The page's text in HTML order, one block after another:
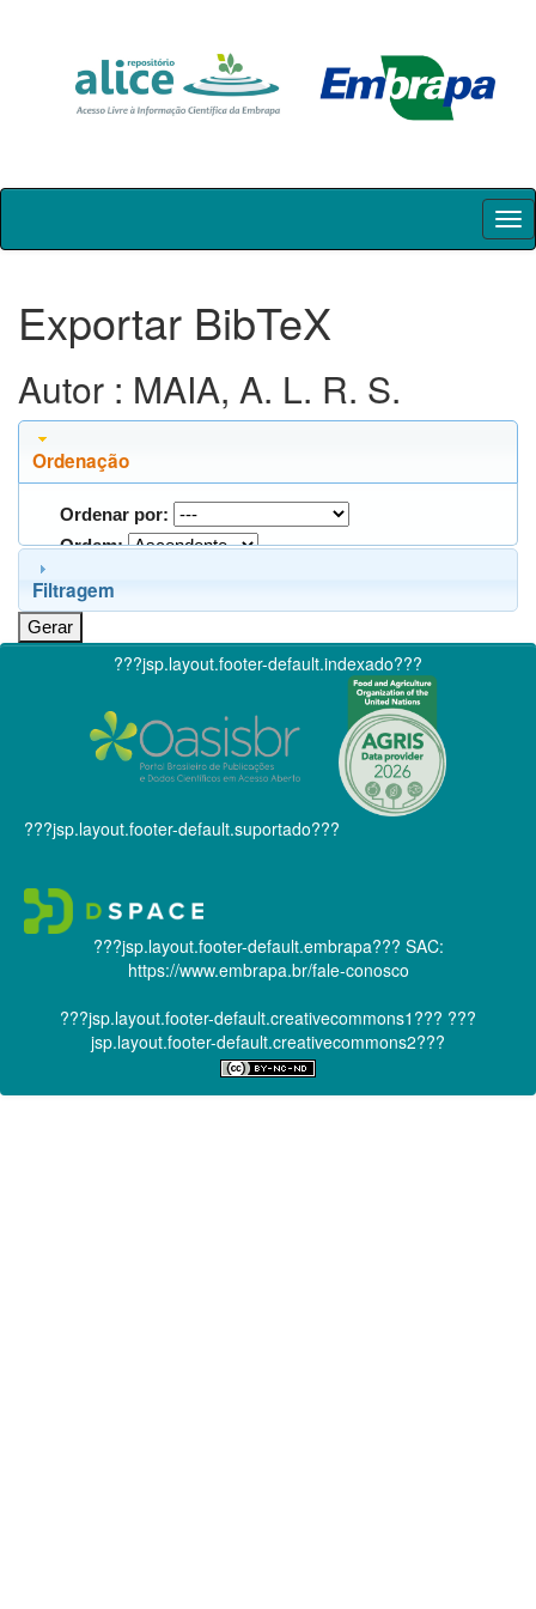
Skip
Exportar BibTeX
Autor : MAIA, A. L. R. S.
Ordenação
Ordenar por:
Ordem:
Filtragem
???jsp.layout.footer-default.indexado???
???jsp.layout.footer-default.suportado???
???jsp.layout.footer-default.embrapa??? SAC:
https://www.embrapa.br/fale-conosco
???jsp.layout.footer-default.creativecommons1??? ???
jsp.layout.footer-default.creativecommons2???